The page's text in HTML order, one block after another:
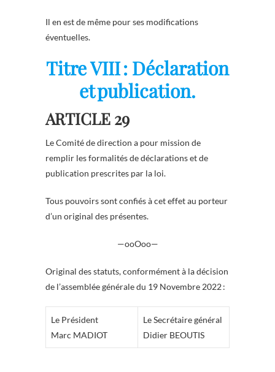
Il en est de même pour ses modifications
éventuelles.
Titre VIII : Déclaration
et publication.
ARTICLE 29
Le Comité de direction a pour mission de
remplir les formalités de déclarations et de
publication prescrites par la loi.
Tous pouvoirs sont confiés à cet effet au porteur
d’un original des présentes.
—ooOoo—
Original des statuts, conformément à la décision
de l’assemblée générale du 19 Novembre 2022 :
Le Président
Marc MADIOT
Le Secrétaire général
Didier BEOUTIS